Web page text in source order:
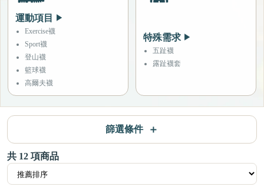
運動項目 ▶
Exercise襪
Sport襪
登山襪
籃球襪
高爾夫襪
特殊需求 ▶
五趾襪
露趾襪套
篩選條件
共 12 項商品